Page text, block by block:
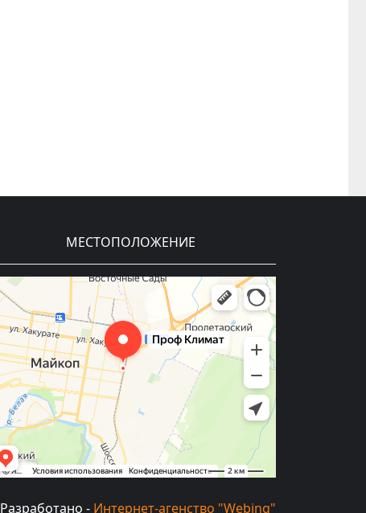
МЕСТОПОЛОЖЕНИЕ
Разработано - Интернет-агенство "Webing"